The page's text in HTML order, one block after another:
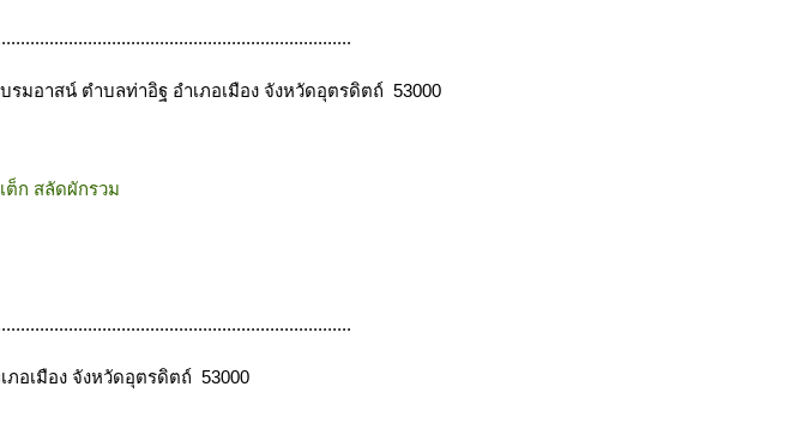
รมอาสน์ ตำบลท่าอิฐ อำเภอเมือง จังหวัดอุตรดิตถ์ 53000
ต็ก สลัดผักรวม
อเมือง จังหวัดอุตรดิตถ์ 53000